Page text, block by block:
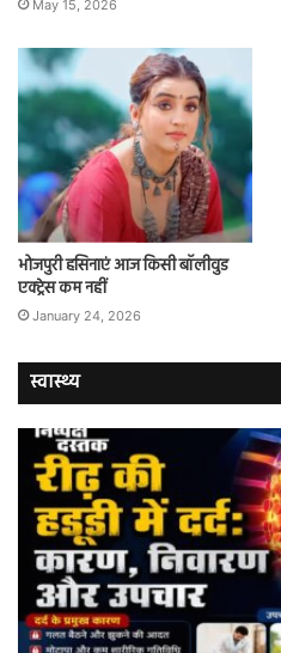
May 15, 2026
भोजपुरी हसिनाएं आज किसी बॉलीवुड
एक्ट्रेस कम नहीं
January 24, 2026
स्वास्थ्य